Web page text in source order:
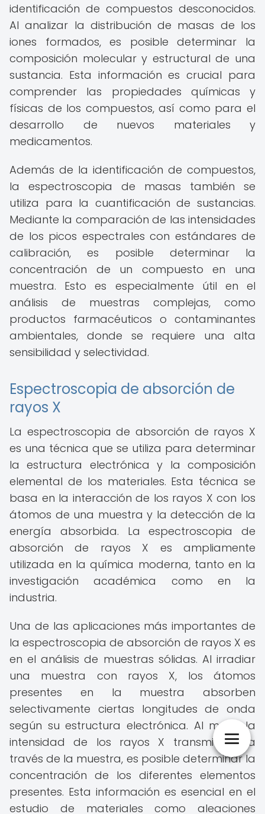
identificación de compuestos desconocidos.
Al analizar la distribución de masas de los
iones formados, es posible determinar la
composición molecular y estructural de una
sustancia. Esta información es crucial para
comprender las propiedades químicas y
físicas de los compuestos, así como para el
desarrollo de nuevos materiales y
medicamentos.
Además de la identificación de compuestos,
la espectroscopia de masas también se
utiliza para la cuantificación de sustancias.
Mediante la comparación de las intensidades
de los picos espectrales con estándares de
calibración, es posible determinar la
concentración de un compuesto en una
muestra. Esto es especialmente útil en el
análisis de muestras complejas, como
productos farmacéuticos o contaminantes
ambientales, donde se requiere una alta
sensibilidad y selectividad.
Espectroscopia de absorción de
rayos X
La espectroscopia de absorción de rayos X
es una técnica que se utiliza para determinar
la estructura electrónica y la composición
elemental de los materiales. Esta técnica se
basa en la interacción de los rayos X con los
átomos de una muestra y la detección de la
energía absorbida. La espectroscopia de
absorción de rayos X es ampliamente
utilizada en la química moderna, tanto en la
investigación académica como en la
industria.
Una de las aplicaciones más importantes de
la espectroscopia de absorción de rayos X es
en el análisis de muestras sólidas. Al irradiar
una muestra con rayos X, los átomos
presentes en la muestra absorben
selectivamente ciertas longitudes de onda
según su estructura electrónica. Al medir la
intensidad de los rayos X transmitidos a
través de la muestra, es posible determinar la
concentración de los diferentes elementos
presentes. Esta información es esencial en el
estudio de materiales como aleaciones